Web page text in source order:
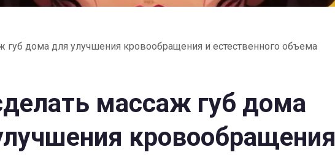
губ дома для улучшения кровообращения и естественного объема
массаж губ дома
кровообращения